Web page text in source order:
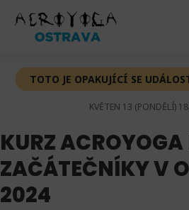
AKCE DOMŮ ACROYOGA
NOVINKY GALERIE O NÁS
TOTO JE OPAKUJÍCÍ SE
KVĚTEN 13 (PONDĚLÍ)
KURZ ACROYOGA
ZAČÁTEČNÍKY V
2024